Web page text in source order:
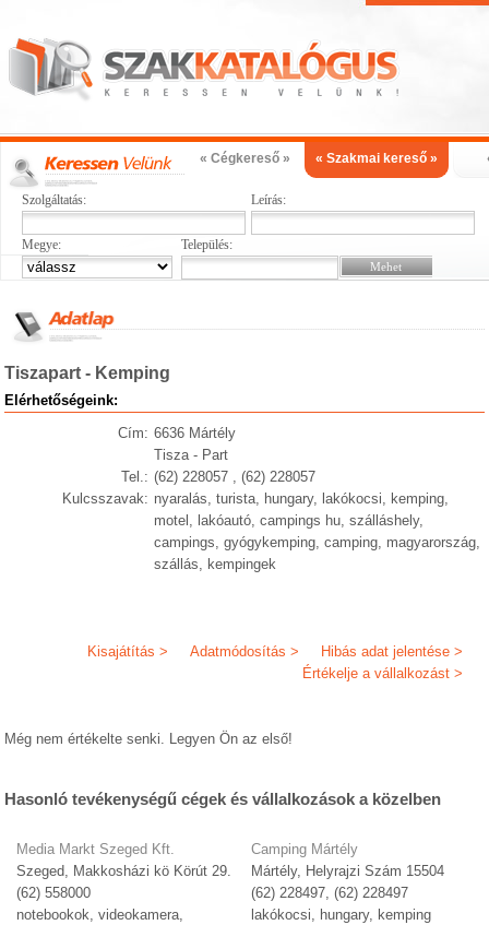
« Cégkereső » « Szakmai kereső »
Szolgáltatás: Leírás:
Megye: Település:
Tiszapart - Kemping
Elérhetőségeink:
Cím: 6636 Mártély
Tisza - Part
Tel.: (62) 228057 , (62) 228057
Kulcsszavak: nyaralás, turista, hungary, lakókocsi, kemping,
motel, lakóautó, campings hu, szálláshely,
campings, gyógykemping, camping, magyarország,
szállás, kempingek
Hibás adat jelentése >
Adatmódosítás >
Kisajátítás >
Értékelje a vállalkozást >
Még nem értékelte senki. Legyen Ön az első!
Hasonló tevékenységű cégek és vállalkozások a közelben
Media Markt Szeged Kft.
Szeged, Makkosházi kö Körút 29.
(62) 558000
notebookok, videokamera,
Camping Mártély
Mártély, Helyrajzi Szám 15504
(62) 228497, (62) 228497
lakókocsi, hungary, kemping